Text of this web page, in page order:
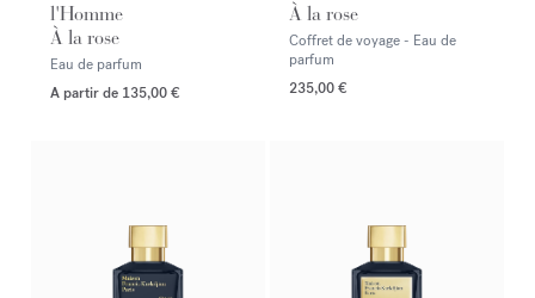
l'Homme
À la rose
Eau de parfum
A partir de 135,00 €
À la rose
Coffret de voyage - Eau de
parfum
235,00 €